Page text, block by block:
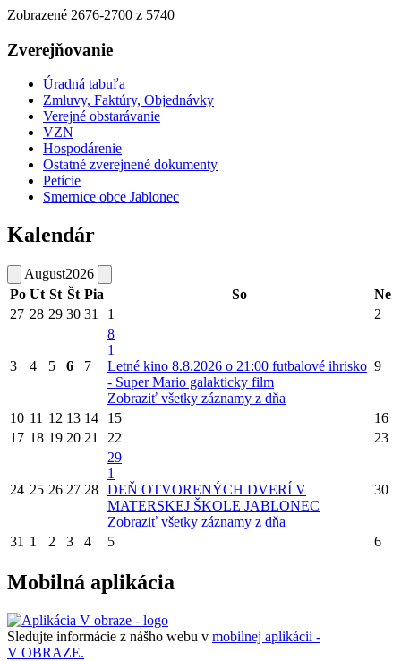
Zobrazené 2676-2700 z 5740
Zverejňovanie
Úradná tabuľa
Zmluvy, Faktúry, Objednávky
Verejné obstarávanie
VZN
Hospodárenie
Ostatné zverejnené dokumenty
Petície
Smernice obce Jablonec
Kalendár
August2026
Po Ut St Št Pia So
Ne
27 28 29 30 31 1 2
3 4 5 6 7
8
1
Letné kino 8.8.2026 o 21:00 futbalové ihrisko
- Super Mario galakticky film
Zobraziť všetky záznamy z dňa
9
10 11 12 13 14 15
16
17 18 19 20 21 22 23
24 25 26 27 28
29
1
DEŇ OTVORENÝCH DVERÍ V
MATERSKEJ ŠKOLE JABLONEC
Zobraziť všetky záznamy z dňa
30
31 1 2 3 4 5 6
Mobilná aplikácia
Sledujte informácie z nášho webu v mobilnej aplikácii -
V OBRAZE.